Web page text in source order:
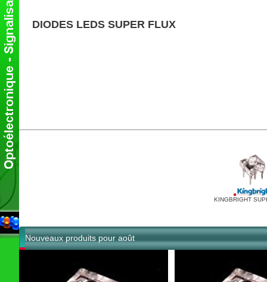
DIODES LEDS SUPER FLUX
KINGBRIGHT
Nouveaux produits pour août